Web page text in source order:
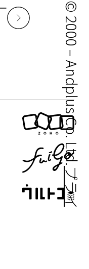
© 2000 – Andplus Co. Ltd.
プライバシーポリシー